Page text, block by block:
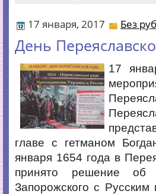
17 января, 2017 Без
День
17
главе с гетманом
января 1654 года в
принято решение об
Запорожского с Русским